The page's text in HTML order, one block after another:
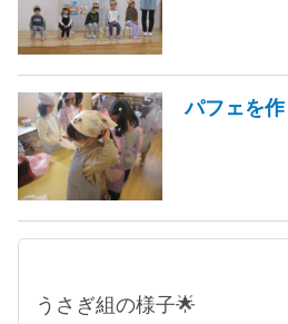
パフェを
うさぎ組の様子🌟